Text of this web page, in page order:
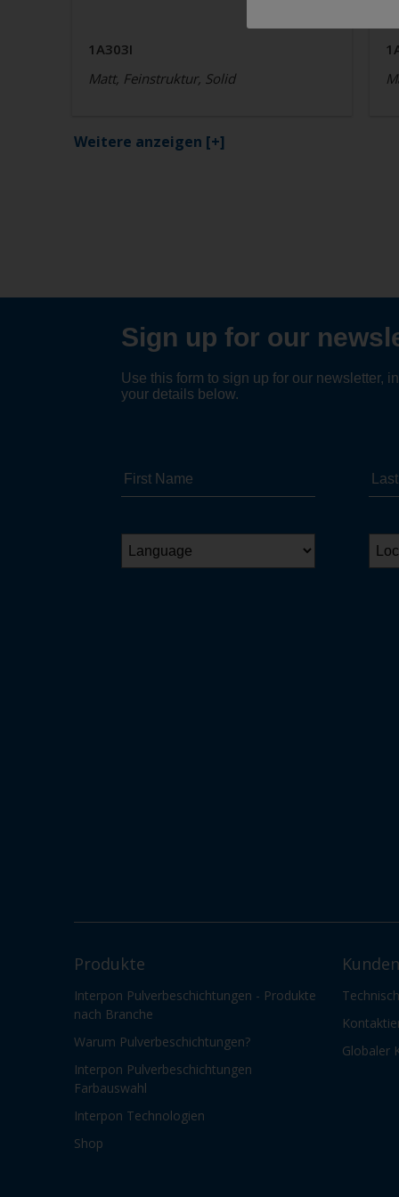
1A303I
Matt, Feinstruktur, Solid
Weitere anzeigen [+]
Produkte
Interpon Pulverbeschichtungen - Produkte
nach Branche
Warum Pulverbeschichtungen?
Interpon Pulverbeschichtungen
Farbauswahl
Interpon Technologien
Shop
Globaler